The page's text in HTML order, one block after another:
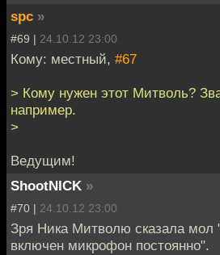
spc »
#69 | 24.10.12 23:00
Кому: местный, #67
> Кому нужен этот Митволь?
например.
>
Ведущим!
ShootNICK »
#70 | 24.10.12 23:00
Зря Ника Митволю сказала мол
включен микрофон постоянно".